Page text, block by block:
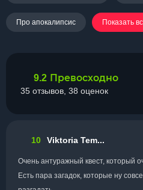
Про апокалипсис Показать
9.2 Превосходно
35 отзывов, 38 оценок
10 Viktoria Tem...
Очень антуражный квест, который
Есть пара загадок, которые ну